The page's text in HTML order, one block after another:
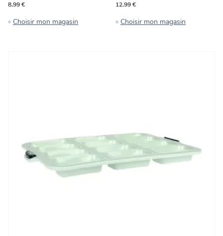
8,99 €
Choisir mon magasin
12,99 €
Choisir mon magasin